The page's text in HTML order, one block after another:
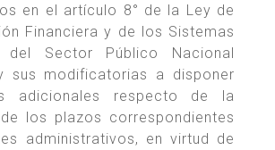
en el artículo 8° de la Ley de
Financiera y de los Sistemas
del Sector Público Nacional
sus modificatorias a disponer
adicionales respecto de la
los plazos correspondientes
administrativos, en virtud de